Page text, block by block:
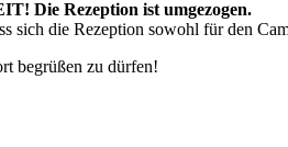
Die Rezeption ist umgezogen.
sich die Rezeption sowohl für den
begrüßen zu dürfen!